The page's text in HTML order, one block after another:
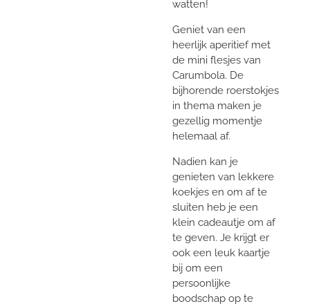
watten!
Geniet van een
heerlijk aperitief met
de mini flesjes van
Carumbola. De
bijhorende roerstokjes
in thema maken je
gezellig momentje
helemaal af.
Nadien kan je
genieten van lekkere
koekjes en om af te
sluiten heb je een
klein cadeautje om af
te geven. Je krijgt er
ook een leuk kaartje
bij om een
persoonlijke
boodschap op te